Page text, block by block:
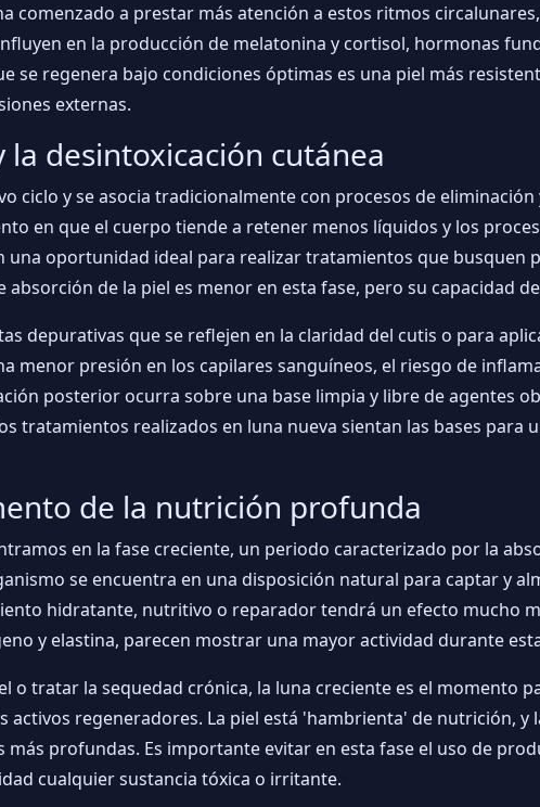
comenzado a prestar más atención a estos ritmos
en la producción de melatonina y cortisol, hormonas
se regenera bajo condiciones óptimas es una piel más
externas.
la desintoxicación cutánea
ciclo y se asocia tradicionalmente con procesos de
en que el cuerpo tiende a retener menos líquidos y los
una oportunidad ideal para realizar tratamientos que busquen
absorción de la piel es menor en esta fase, pero su capacidad
depurativas que se reflejen en la claridad del cutis o para
menor presión en los capilares sanguíneos, el riesgo de
posterior ocurra sobre una base limpia y libre de agentes
tratamientos realizados en luna nueva sientan las bases para
de la nutrición profunda
en la fase creciente, un periodo caracterizado por la
se encuentra en una disposición natural para captar y
hidratante, nutritivo o reparador tendrá un efecto mucho
y elastina, parecen mostrar una mayor actividad durante
o tratar la sequedad crónica, la luna creciente es el momento
activos regeneradores. La piel está 'hambrienta' de nutrición, y
profundas. Es importante evitar en esta fase el uso de
cualquier sustancia tóxica o irritante.